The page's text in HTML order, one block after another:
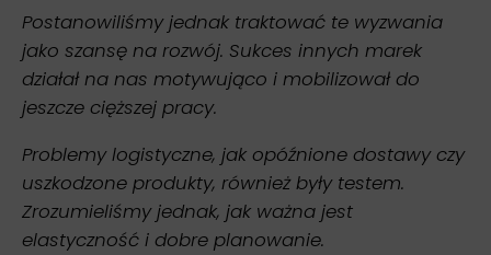
Postanowiliśmy jednak traktować te wyzwania
jako szansę na rozwój. Sukces innych marek
działał na nas motywująco i mobilizował do
jeszcze cięższej pracy.
Problemy logistyczne, jak opóźnione dostawy czy
uszkodzone produkty, również były testem.
Zrozumieliśmy jednak, jak ważna jest
elastyczność i dobre planowanie.